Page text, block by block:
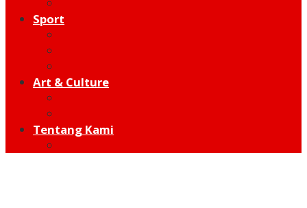
Sport
Art & Culture
Tentang Kami